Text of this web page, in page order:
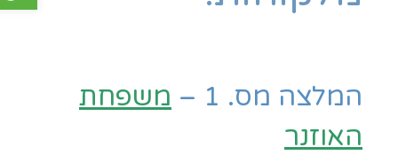
המלצה מס. 1 –
משפחת
האוזנר